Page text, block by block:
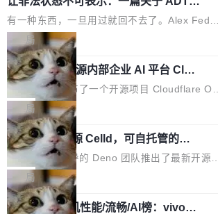
的帖子在 Reddit 火了
有一种东西，一旦用过就回不去了。Alex Fedos
eev 管它叫"软件设计的基石"。 他说的东西不新
鲜——代数数据类型（ADT），尤其是和类型
（sum type）。但他说清楚了一件事：这不是类
型系统的学术体操，是日常编码的思维方式。 文
章从一个简单的例子切入。一个网站的深色主题
设置，如果用布尔值 + 可空字段来表示——bool
ean 表示是否可切换，nullable 的默认模式、浅
色方案、深色方案——会产生大量无意义的组
合。方案缺了、配置冲突了、全 null 了。要知道
哪些组合有效，作者说，你得靠"文档、校验、或
者部落知识"。 换个写法。Rust 的 enum，两个
局
Cloudflare 开源内部企业 AI 平台 Clou
dflare OS
Cloudflare 发布了一个开源项目 Cloudflare O
S。如果你只看官方博客，你会觉得这是又一
个"AI 知识库 + 聊天机器人"——每个大厂都在
做，没什么新鲜的。 但 Kenton Varda 在 Twitte
r 上把事情说清楚了： 今天我们发布了 Cloudfla
re OS，一个带连接器的聊天机器人，跟其他所
有科技公司做的一样。只不过，实际上它不一
样。这是 Sandstorm.io 的重制版，我十年前的
局
Deno 团队开源 Celld，可自托管的分
布式 Durable Objects
Ryan Dahl 领导的 Deno 团队推出了最新开源项
目 Celld，一个能在自己机器上运行 Cloudflare
Workers 和 Durable Objects 的守护进程。 设
计思路很直接：每个对象是一个独立的 SQLite
局
鲁大师7月新机性能/流畅/AI榜：vivo夺